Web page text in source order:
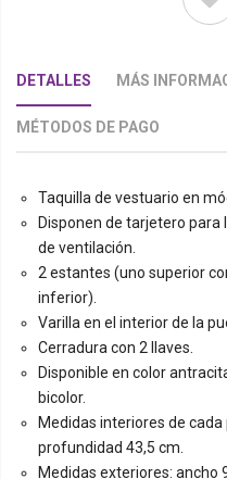
DETALLES MÁS
MÉTODOS DE PAGO
Taquilla de vestuario en
Disponen de tarjetero para
de ventilación.
2 estantes (uno superior
inferior).
Varilla en el interior de la
Cerradura con 2 llaves.
Disponible en color
bicolor.
Medidas interiores de
profundidad 43,5 cm.
Medidas exteriores: ancho